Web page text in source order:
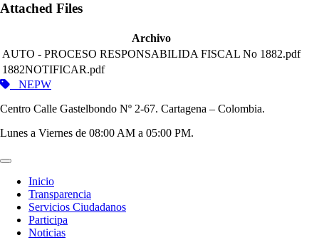
Attached Files
Archivo
AUTO - PROCESO RESPONSABILIDA FISCAL No 1882.pdf
1882NOTIFICAR.pdf
NEPW
Centro Calle Gastelbondo Nº 2-67. Cartagena – Colombia.
Lunes a Viernes de 08:00 AM a 05:00 PM.
Inicio
Transparencia
Servicios Ciudadanos
Participa
Noticias